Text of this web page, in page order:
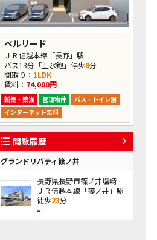
ベルリード
ＪＲ信越本線「長野」駅
バス13分「上氷鉋」停歩8分
間取り： 1LDK
賃料： 74,000円
新築・築浅 管理物件
バス・トイレ別
インターネット無料
閲覧履歴
グランドリバティ篠ノ井
長野県長野市篠ノ井塩崎
ＪＲ信越本線「篠ノ井」駅
徒歩23分
-